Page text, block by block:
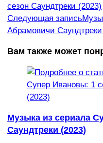
статьи
сезон Саундтреки (2023)
Следующая запись
Абрамовичи
Вам также может
Музыка из сериала
Саундтреки (2023)